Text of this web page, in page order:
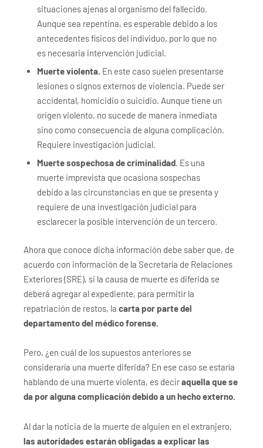
situaciones ajenas al organismo del fallecido.
Aunque sea repentina, es esperable debido a los
antecedentes físicos del individuo, por lo que no
es necesaria intervención judicial.
Muerte violenta. En este caso suelen presentarse
lesiones o signos externos de violencia. Puede ser
accidental, homicidio o suicidio. Aunque tiene un
origen violento, no sucede de manera inmediata
sino como consecuencia de alguna complicación.
Requiere investigación judicial.
Muerte sospechosa de criminalidad. Es una
muerte imprevista que ocasiona sospechas
debido a las circunstancias en que se presenta y
requiere de una investigación judicial para
esclarecer la posible intervención de un tercero.
Ahora que conoce dicha información debe saber que, de
acuerdo con información de la Secretaría de Relaciones
Exteriores (SRE), si la causa de muerte es diferida se
deberá agregar al expediente, para permitir la
repatriación de restos, la carta por parte del
departamento del médico forense.
Pero, ¿en cuál de los supuestos anteriores se
consideraría una muerte diferida? En ese caso se estaría
hablando de una muerte violenta, es deciraquella que se
da por alguna complicación debido a un hecho externo.
Al dar la noticia de la muerte de alguien en el extranjero,
las autoridades estarán obligadas a explicar las